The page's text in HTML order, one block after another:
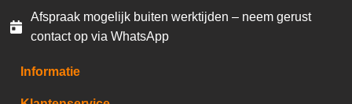
Afspraak mogelijk buiten werktijden – neem gerust
contact op via WhatsApp
Informatie